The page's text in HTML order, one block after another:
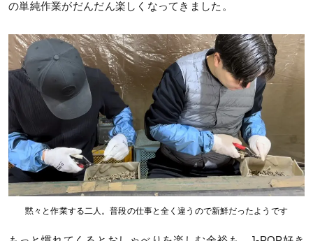
の単純作業がだんだん楽しくなってきました。
黙々と作業する二人。普段の仕事と全く違うので新鮮だったようです